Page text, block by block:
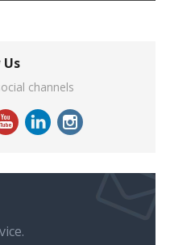
Us
channels